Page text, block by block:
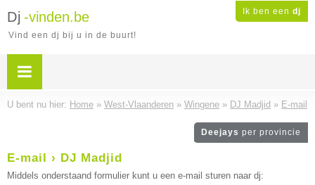
Ik ben een dj
Dj -vinden.be
Vind een dj bij u in de buurt!
U bent nu hier: Home » West-Vlaanderen » Wingene » DJ Madjid » E-mail
Deejays per provincie
E-mail › DJ Madjid
Middels onderstaand formulier kunt u een e-mail sturen naar dj: